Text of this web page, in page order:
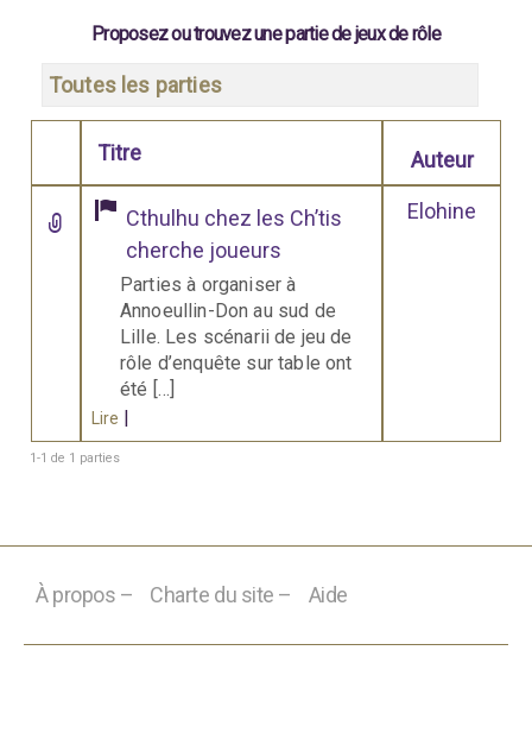
rôliste
Proposez ou trouvez une partie de jeux de rôle
Toutes les parties
Comporte des pièces jointes
Titre Auteur
Cthulhu chez les Ch’tis
cherche joueurs
Parties à organiser à
Annoeullin-Don au sud de
Lille. Les scénarii de jeu de
rôle d’enquête sur table ont
été […]
Lire |
Elohine
1-1 de 1 parties
À propos – Charte du site – Aide